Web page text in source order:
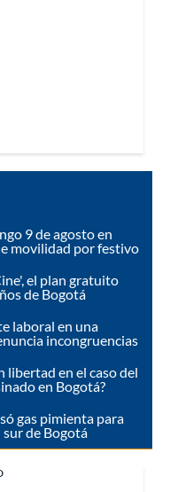
9 de agosto en
movilidad por festivo
el plan gratuito
de Bogotá
laboral en una
incongruencias
libertad en el caso del
en Bogotá?
gas pimienta para
de Bogotá